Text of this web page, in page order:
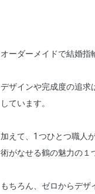
オーダーメイドで結婚指
デザインや完成度の追求
しています。
加えて、1つひとつ職人
術がなせる鶴の魅力の１
もちろん、ゼロからデザ